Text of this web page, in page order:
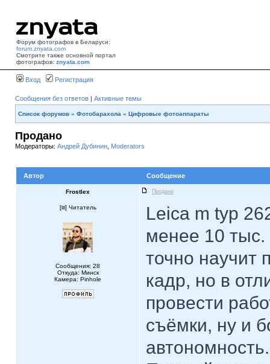
Форум фотографов в Беларуси:
forum.znyata.com
Смотрите также основной портал
фотографов: znyata.com
Вход Регистрация
Сообщения без ответов | Активные темы
Список форумов » Фотобарахола » Цифровые фотоаппараты
Продано
Модераторы: Андрей Дубинин Moderators
Автор Сообщение
Frostlex Продано
[ ] Читатель
Сообщения: 28
Откуда: Минск
Камера: Pinhole
Leica m typ
менее 10 тыс.
точно научит
кадр, но в
провести
съёмки, ну и
автономность.